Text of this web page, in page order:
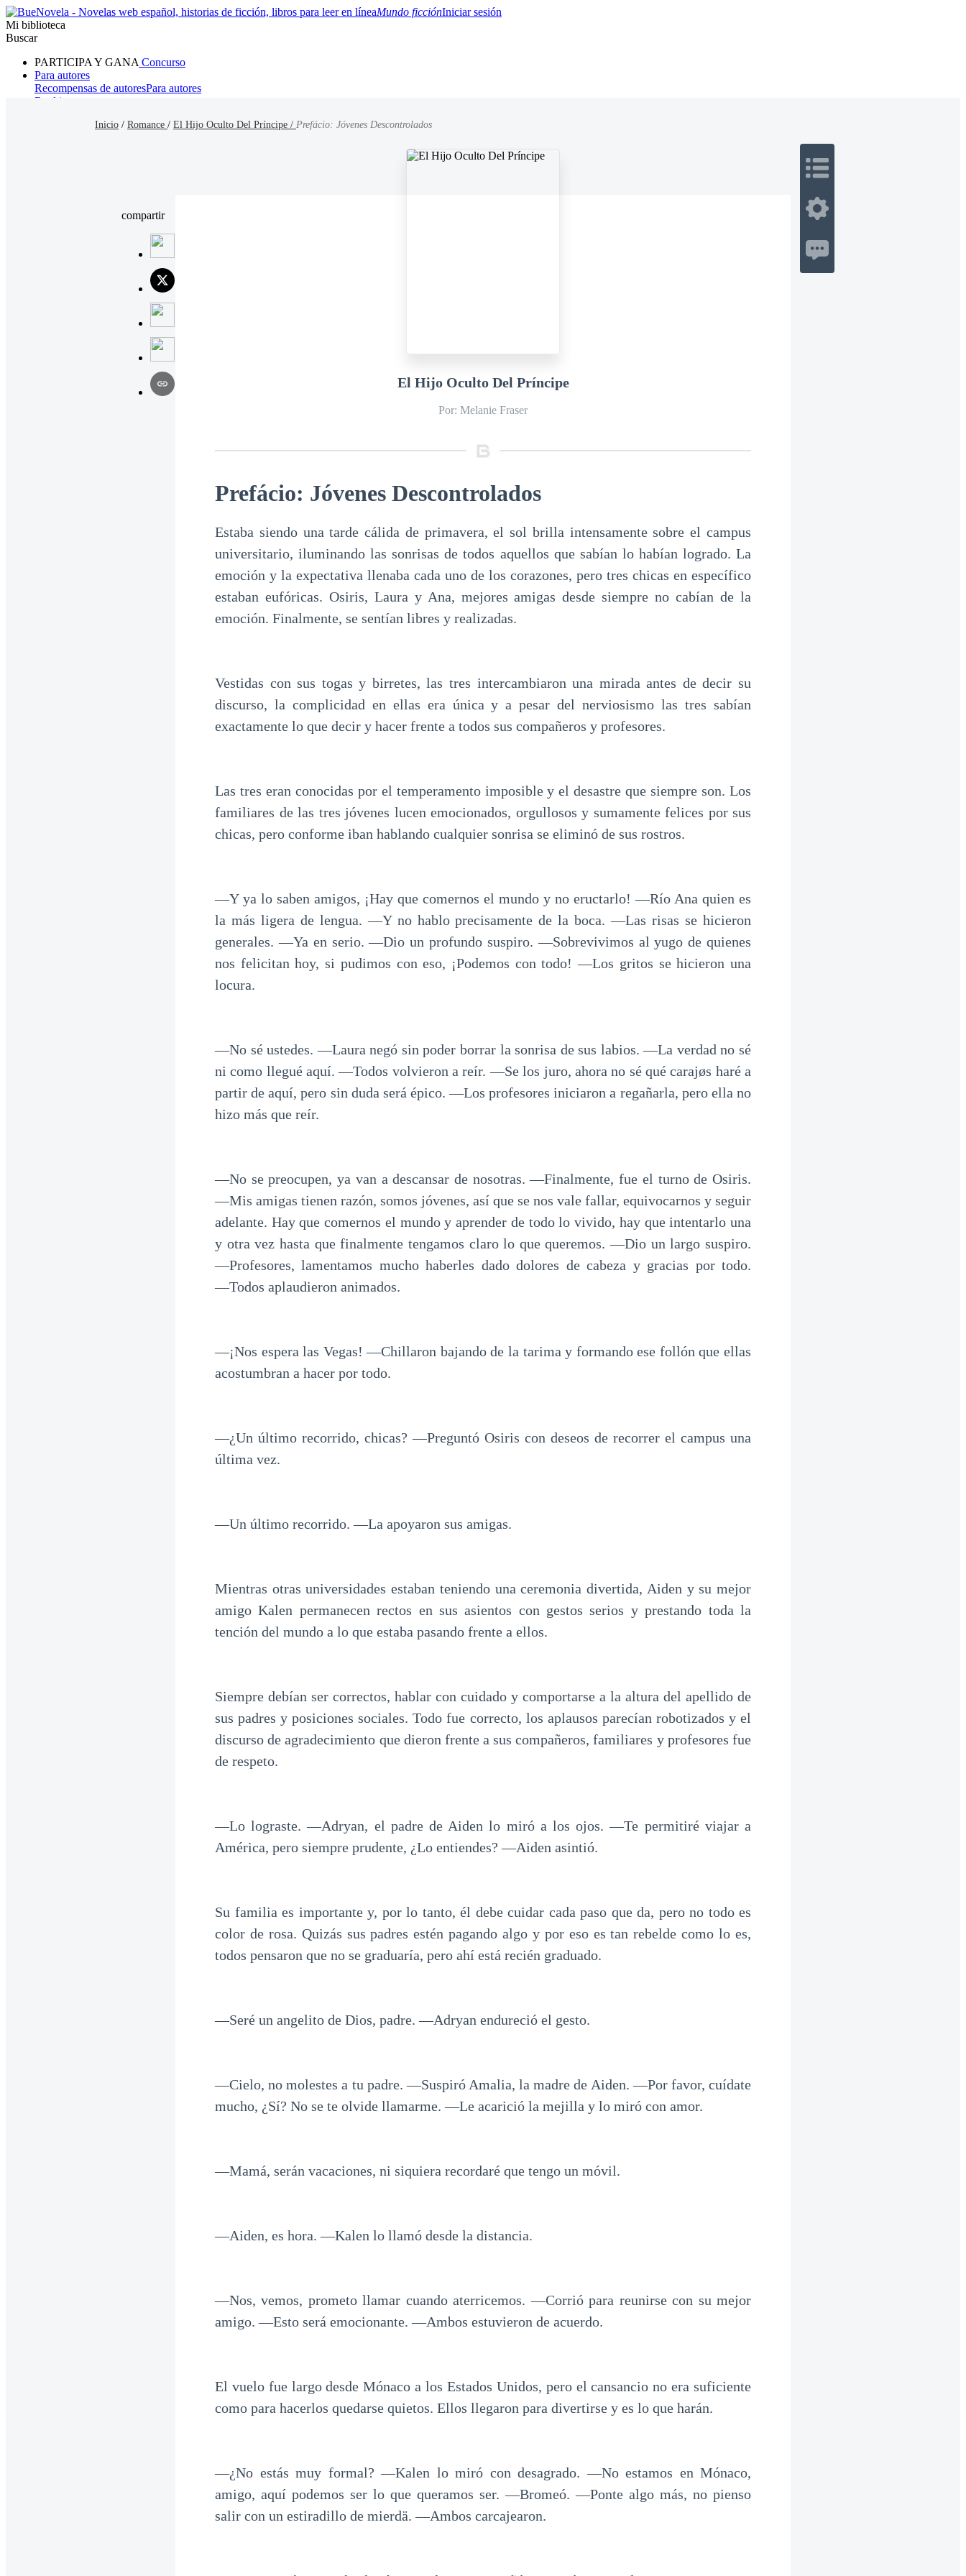
Mundo ficciónIniciar sesión
Mi biblioteca
Buscar
PARTICIPA Y GANA Concurso
Para autores
Recompensas de autoresPara autores
Ranking
ParanormalMisterio/ThrillerOriental
Inicio / Romance / El Hijo Oculto Del Príncipe / Prefácio: Jóvenes Descontrolados
compartir
El Hijo Oculto Del Príncipe
Por: Melanie Fraser
Prefácio: Jóvenes Descontrolados
Estaba siendo una tarde cálida de primavera, el sol brilla intensamente sobre el campus
universitario, iluminando las sonrisas de todos aquellos que sabían lo habían logrado. La
emoción y la expectativa llenaba cada uno de los corazones, pero tres chicas en específico
estaban eufóricas. Osiris, Laura y Ana, mejores amigas desde siempre no cabían de la
emoción. Finalmente, se sentían libres y realizadas.
Vestidas con sus togas y birretes, las tres intercambiaron una mirada antes de decir su
discurso, la complicidad en ellas era única y a pesar del nerviosismo las tres sabían
exactamente lo que decir y hacer frente a todos sus compañeros y profesores.
Las tres eran conocidas por el temperamento imposible y el desastre que siempre son. Los
familiares de las tres jóvenes lucen emocionados, orgullosos y sumamente felices por sus
chicas, pero conforme iban hablando cualquier sonrisa se eliminó de sus rostros.
―Y ya lo saben amigos, ¡Hay que comernos el mundo y no eructarlo! ―Río Ana quien es
la más ligera de lengua. ―Y no hablo precisamente de la boca. ―Las risas se hicieron
generales. ―Ya en serio. ―Dio un profundo suspiro. ―Sobrevivimos al yugo de quienes
nos felicitan hoy, si pudimos con eso, ¡Podemos con todo! ―Los gritos se hicieron una
locura.
―No sé ustedes. ―Laura negó sin poder borrar la sonrisa de sus labios. ―La verdad no sé
ni como llegué aquí. ―Todos volvieron a reír. ―Se los juro, ahora no sé qué carajøs haré a
partir de aquí, pero sin duda será épico. ―Los profesores iniciaron a regañarla, pero ella no
hizo más que reír.
―No se preocupen, ya van a descansar de nosotras. ―Finalmente, fue el turno de Osiris.
―Mis amigas tienen razón, somos jóvenes, así que se nos vale fallar, equivocarnos y seguir
adelante. Hay que comernos el mundo y aprender de todo lo vivido, hay que intentarlo una
y otra vez hasta que finalmente tengamos claro lo que queremos. ―Dio un largo suspiro.
―Profesores, lamentamos mucho haberles dado dolores de cabeza y gracias por todo.
―Todos aplaudieron animados.
―¡Nos espera las Vegas! ―Chillaron bajando de la tarima y formando ese follón que ellas
acostumbran a hacer por todo.
―¿Un último recorrido, chicas? ―Preguntó Osiris con deseos de recorrer el campus una
última vez.
―Un último recorrido. ―La apoyaron sus amigas.
Mientras otras universidades estaban teniendo una ceremonia divertida, Aiden y su mejor
amigo Kalen permanecen rectos en sus asientos con gestos serios y prestando toda la
tención del mundo a lo que estaba pasando frente a ellos.
Siempre debían ser correctos, hablar con cuidado y comportarse a la altura del apellido de
sus padres y posiciones sociales. Todo fue correcto, los aplausos parecían robotizados y el
discurso de agradecimiento que dieron frente a sus compañeros, familiares y profesores fue
de respeto.
―Lo lograste. ―Adryan, el padre de Aiden lo miró a los ojos. ―Te permitiré viajar a
América, pero siempre prudente, ¿Lo entiendes? ―Aiden asintió.
Su familia es importante y, por lo tanto, él debe cuidar cada paso que da, pero no todo es
color de rosa. Quizás sus padres estén pagando algo y por eso es tan rebelde como lo es,
todos pensaron que no se graduaría, pero ahí está recién graduado.
―Seré un angelito de Dios, padre. ―Adryan endureció el gesto.
―Cielo, no molestes a tu padre. ―Suspiró Amalia, la madre de Aiden. ―Por favor, cuídate
mucho, ¿Sí? No se te olvide llamarme. ―Le acarició la mejilla y lo miró con amor.
―Mamá, serán vacaciones, ni siquiera recordaré que tengo un móvil.
―Aiden, es hora. ―Kalen lo llamó desde la distancia.
―Nos, vemos, prometo llamar cuando aterricemos. ―Corrió para reunirse con su mejor
amigo. ―Esto será emocionante. ―Ambos estuvieron de acuerdo.
El vuelo fue largo desde Mónaco a los Estados Unidos, pero el cansancio no era suficiente
como para hacerlos quedarse quietos. Ellos llegaron para divertirse y es lo que harán.
―¿No estás muy formal? ―Kalen lo miró con desagrado. ―No estamos en Mónaco,
amigo, aquí podemos ser lo que queramos ser. ―Bromeó. ―Ponte algo más, no pienso
salir con un estiradillo de mierdä. ―Ambos carcajearon.